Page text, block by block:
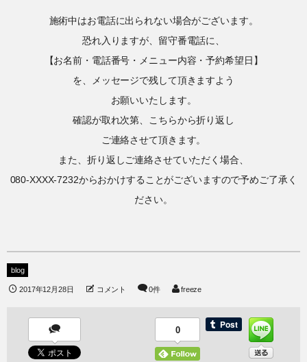
施術中はお電話に出られない場合がございます。
恐れ入りますが、留守番電話に、
【お名前・電話番号・メニュー内容・予約希望日】
を、メッセージで残して頂きますよう
お願いいたします。
確認が取れ次第、こちらから折り返し
ご連絡させて頂きます。
また、折り返しご連絡させていただく場合、
080-XXXX-7232からおかけすることがございますので予めご了承く
ださい。
blog
2017年12月28日 コメント 0件 freeze
0